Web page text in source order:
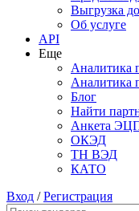
Выгрузка
Об услуге
API
Еще
Аналитика
Аналитика
Блог
Найти
Анкета
ОКЭД
ТН ВЭД
КАТО
Вход /Регистрация